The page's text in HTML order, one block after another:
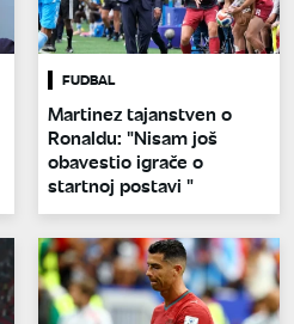
FUDBAL
Martinez tajanstven o
Ronaldu: "Nisam još
obavestio igrače o
startnoj postavi "